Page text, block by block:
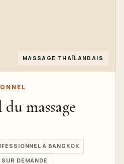
MASSAGE THAÏLANDAIS
massage
À BANGKOK
SUR DEMANDE